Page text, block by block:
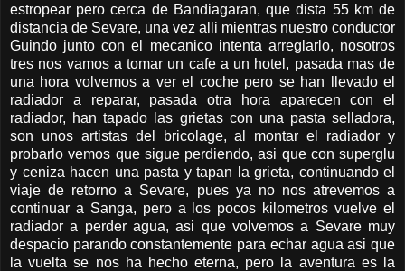
estropear pero cerca de Bandiagaran, que dista 55 km de
distancia de Sevare, una vez alli mientras nuestro conductor
Guindo junto con el mecanico intenta arreglarlo, nosotros
tres nos vamos a tomar un cafe a un hotel, pasada mas de
una hora volvemos a ver el coche pero se han llevado el
radiador a reparar, pasada otra hora aparecen con el
radiador, han tapado las grietas con una pasta selladora,
son unos artistas del bricolage, al montar el radiador y
probarlo vemos que sigue perdiendo, asi que con superglu
y ceniza hacen una pasta y tapan la grieta, continuando el
viaje de retorno a Sevare, pues ya no nos atrevemos a
continuar a Sanga, pero a los pocos kilometros vuelve el
radiador a perder agua, asi que volvemos a Sevare muy
despacio parando constantemente para echar agua asi que
la vuelta se nos ha hecho eterna, pero la aventura es la